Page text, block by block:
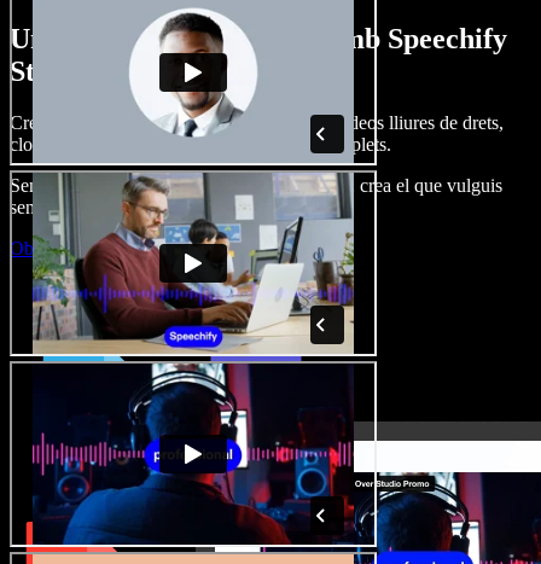
Un tastet del que pots fer amb Speechify
Studio.
Crea dobl. de veu, afegeix imatges, àudio, vídeos lliures de drets,
clona veus i munta projectes multimèdia complets.
Sense corba d’aprenentatge, tot al navegador: crea el que vulguis
sense els límits de sempre.
Obre l'Studio